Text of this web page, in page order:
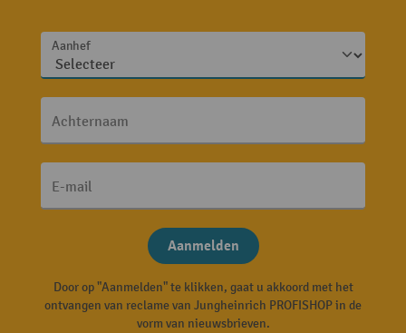
Aanhef
Achternaam
E-mail
Aanmelden
Door op "Aanmelden" te klikken, gaat u akkoord met het
ontvangen van reclame van Jungheinrich PROFISHOP in de
vorm van nieuwsbrieven.